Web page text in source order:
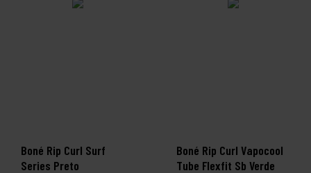
Boné Rip Curl Surf
Series Preto
Boné Rip Curl Vapocool
Tube Flexfit Sb Verde